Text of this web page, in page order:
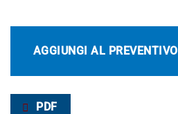
AGGIUNGI AL PREVENTIVO
PDF